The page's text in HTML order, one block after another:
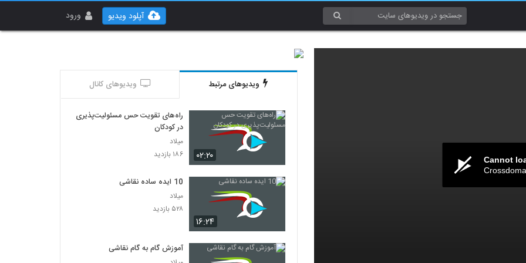
ورود آپلود ویدیو
Cannot
ویدیوهای مرتبط ویدیوهای کانال
۰۲:۲۰
راه‌های تقویت حس مسئولیت‌پذیری
در کودکان
میلاد
۱۸۶ بازدید
۱۶:۲۴
10 ایده ساده نقاشی
میلاد
۵۲۸ بازدید
آموزش گام به گام نقاشی